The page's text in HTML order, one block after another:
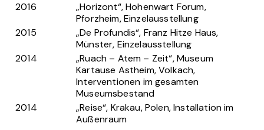
2016
„Horizont“, Hohenwart Forum,
Pforzheim, Einzelausstellung
2015
„De Profundis“, Franz Hitze Haus,
Münster, Einzelausstellung
2014
„Ruach – Atem – Zeit“, Museum
Kartause Astheim, Volkach,
Interventionen im gesamten
Museumsbestand
2014
„Reise“, Krakau, Polen, Installation im
Außenraum